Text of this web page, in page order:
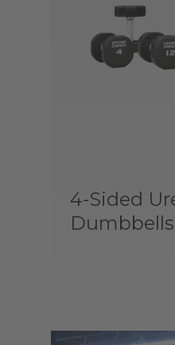
4-Sided
Dumbbells